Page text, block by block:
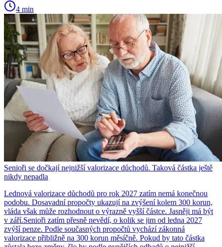
4 min
Senioři se dočkají nejnižší valorizace důchodů. Taková částka ještě
nikdy nepadla
Lednová valorizace důchodů pro rok 2027 zatím nemá konečnou
podobu. Dosavadní propočty ukazují na zvýšení kolem 300 korun,
vláda však může rozhodnout o výrazně vyšší částce. Jasněji má být
v září.Senioři zatím přesně nevědí, o kolik se jim od ledna 2027
zvýší penze. Podle současných propočtů vychází zákonná
valorizace přibližně na 300 korun měsíčně. Pokud by tato částka